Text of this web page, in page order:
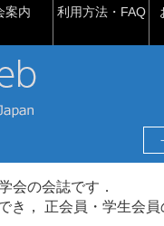
案内 利用方法・FAQ
会の会誌です．
き， 正会員・学生会